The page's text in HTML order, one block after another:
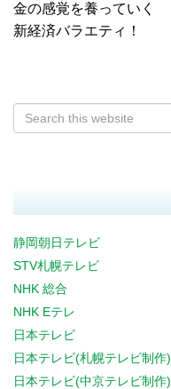
金の感覚を養っていく
新経済バラエティ！
静岡朝日テレビ
STV札幌テレビ
NHK 総合
NHK Eテレ
日本テレビ
日本テレビ(札幌テレビ制作)
日本テレビ(中京テレビ制作)